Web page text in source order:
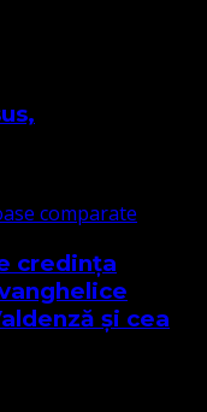
comparate
credința
și cea